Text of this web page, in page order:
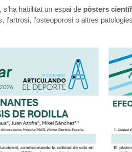
, s’ha habilitat un espai de pòsters
l’artrosi, l’osteoporosi o altres